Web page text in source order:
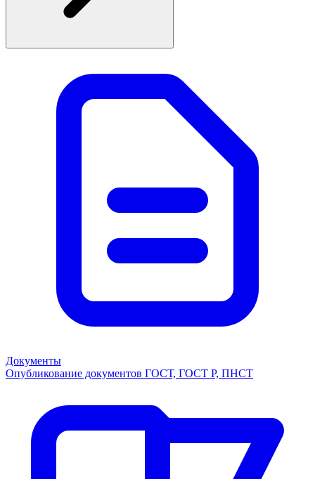
Документы
Опубликование документов ГОСТ, ГОСТ Р, ПНСТ